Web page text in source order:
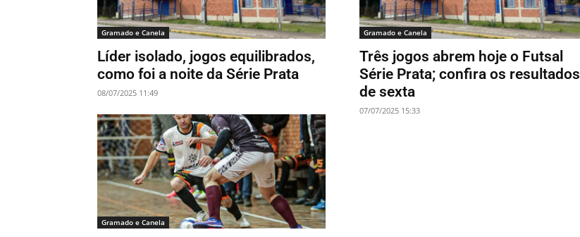
Gramado e Canela
Líder isolado, jogos equilibrados,
como foi a noite da Série Prata
08/07/2025 11:49
Gramado e Canela
Três jogos abrem hoje o Futsal
Série Prata; confira os resultados
de sexta
07/07/2025 15:33
Gramado e Canela